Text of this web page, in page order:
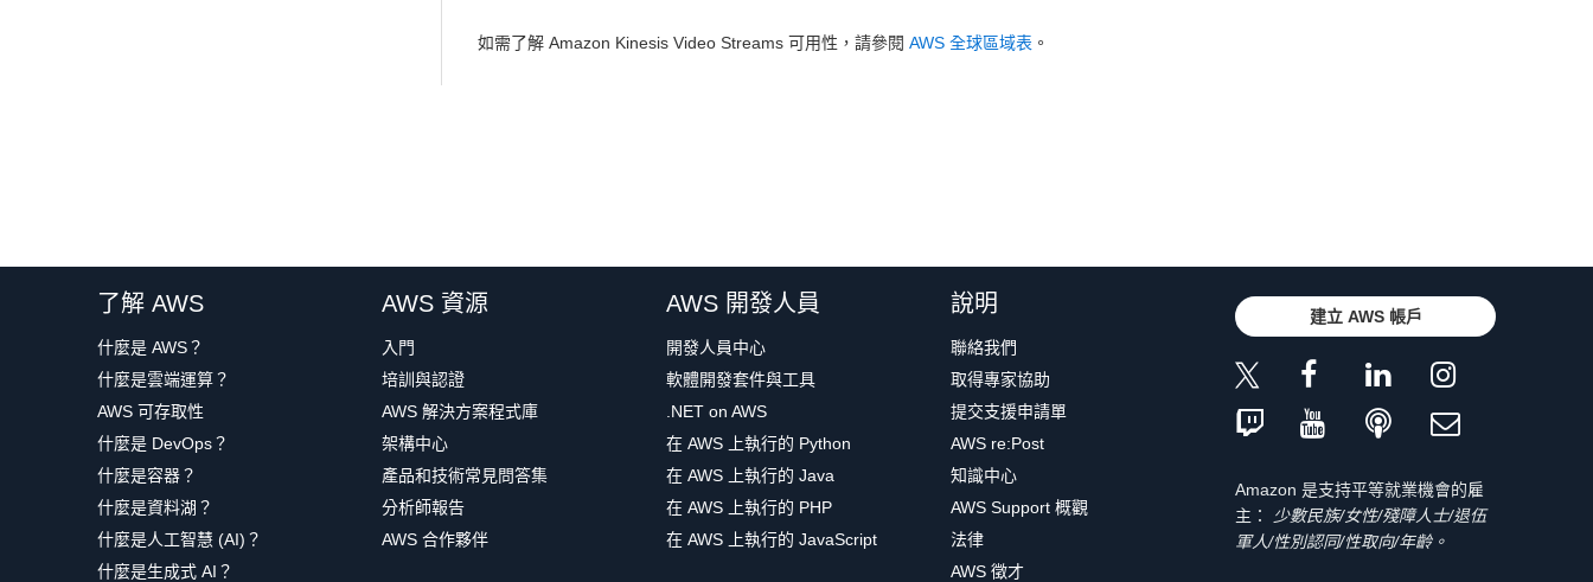
如需了解 Amazon Kinesis Video Streams 可用性，請參閱 AWS 全球區域表 。
了解 AWS
什麼是 AWS？
什麼是雲端運算？
AWS 可存取性
什麼是 DevOps？
什麼是容器？
什麼是資料湖？
什麼是人工智慧 (AI)？
什麼是生成式 AI？
AWS 資源
入門
培訓與認證
AWS 解決方案程式庫
架構中心
產品和技術常見問答集
分析師報告
AWS 合作夥伴
AWS 開發人員
開發人員中心
軟體開發套件與工具
.NET on AWS
在 AWS 上執行的 Python
在 AWS 上執行的 Java
在 AWS 上執行的 PHP
在 AWS 上執行的 JavaScript
說明
聯絡我們
取得專家協助
提交支援申請單
AWS re:Post
知識中心
AWS Support 概觀
法律
AWS 徵才
建立 AWS 帳戶
Amazon 是支持平等就業機會的雇
主：
少數民族/女性/殘障人士/退伍
軍人/性別認同/性取向/年齡。